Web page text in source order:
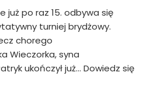
już po raz 15. odbywa się
turniej brydżowy.
chorego
Wieczorka, syna
ukończył już… Dowiedz się